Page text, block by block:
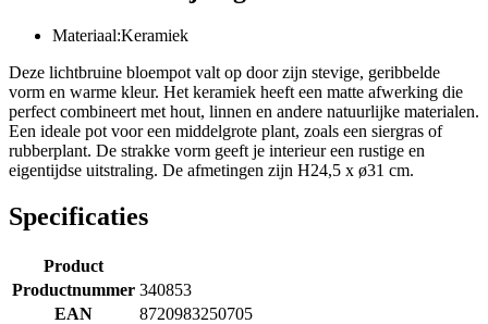
Materiaal:Keramiek
Deze lichtbruine bloempot valt op door zijn stevige, geribbelde
vorm en warme kleur. Het keramiek heeft een matte afwerking die
perfect combineert met hout, linnen en andere natuurlijke materialen.
Een ideale pot voor een middelgrote plant, zoals een siergras of
rubberplant. De strakke vorm geeft je interieur een rustige en
eigentijdse uitstraling. De afmetingen zijn H24,5 x ø31 cm.
Specificaties
Product
Productnummer 340853
EAN
8720983250705